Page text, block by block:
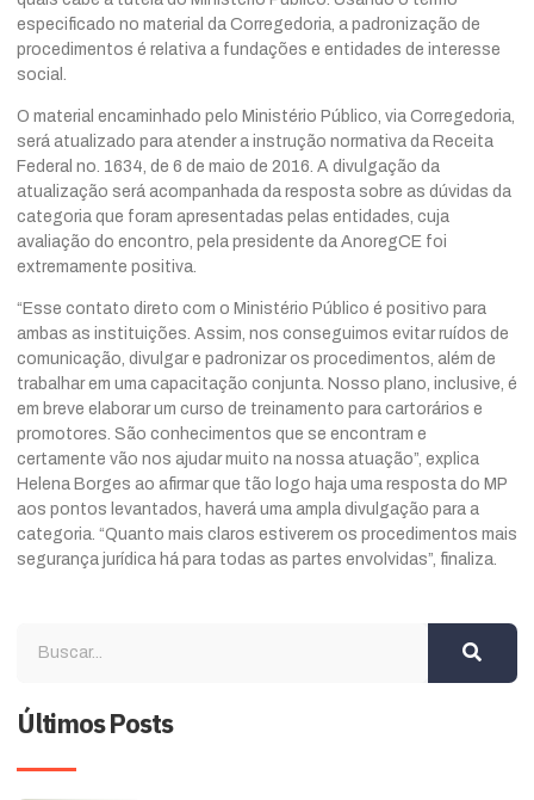
especificado no material da Corregedoria, a padronização de
procedimentos é relativa a fundações e entidades de interesse
social.
O material encaminhado pelo Ministério Público, via Corregedoria,
será atualizado para atender a instrução normativa da Receita
Federal no. 1634, de 6 de maio de 2016. A divulgação da
atualização será acompanhada da resposta sobre as dúvidas da
categoria que foram apresentadas pelas entidades, cuja
avaliação do encontro, pela presidente da AnoregCE foi
extremamente positiva.
“Esse contato direto com o Ministério Público é positivo para
ambas as instituições. Assim, nos conseguimos evitar ruídos de
comunicação, divulgar e padronizar os procedimentos, além de
trabalhar em uma capacitação conjunta. Nosso plano, inclusive, é
em breve elaborar um curso de treinamento para cartorários e
promotores. São conhecimentos que se encontram e
certamente vão nos ajudar muito na nossa atuação”, explica
Helena Borges ao afirmar que tão logo haja uma resposta do MP
aos pontos levantados, haverá uma ampla divulgação para a
categoria. “Quanto mais claros estiverem os procedimentos mais
segurança jurídica há para todas as partes envolvidas”, finaliza.
Últimos Posts